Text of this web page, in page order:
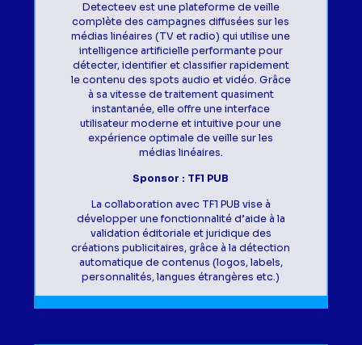
Detecteev est une plateforme de veille
complète des campagnes diffusées sur les
médias linéaires (TV et radio) qui utilise une
intelligence artificielle performante pour
détecter, identifier et classifier rapidement
le contenu des spots audio et vidéo. Grâce
à sa vitesse de traitement quasiment
instantanée, elle offre une interface
utilisateur moderne et intuitive pour une
expérience optimale de veille sur les
médias linéaires.
Sponsor : TF1 PUB
La collaboration avec TF1 PUB vise à
développer une fonctionnalité d’aide à la
validation éditoriale et juridique des
créations publicitaires, grâce à la détection
automatique de contenus (logos, labels,
personnalités, langues étrangères etc.)